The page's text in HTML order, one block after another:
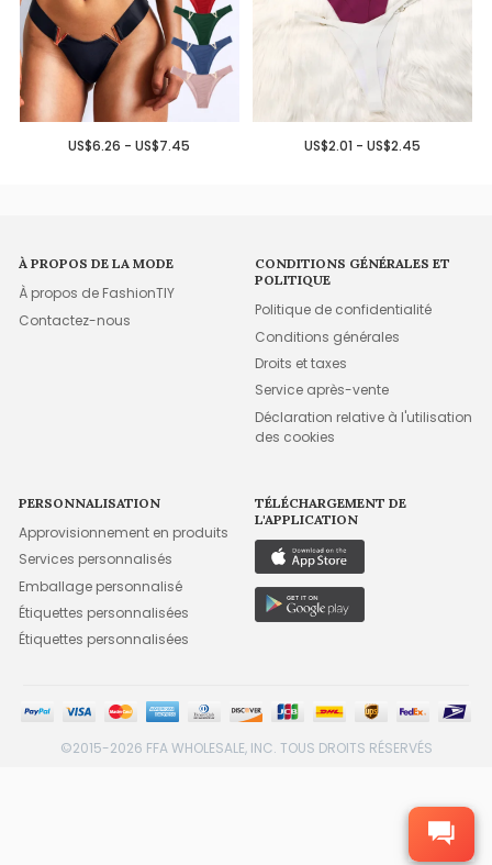
US$6.26 - US$7.45 US$2.01 - US$2.45
À PROPOS DE LA MODE
À propos de FashionTIY
Contactez-nous
CONDITIONS GÉNÉRALES ET
POLITIQUE
Politique de confidentialité
Conditions générales
Droits et taxes
Service après-vente
Déclaration relative à l'utilisation
des cookies
PERSONNALISATION
Approvisionnement en produits
Services personnalisés
Emballage personnalisé
Étiquettes personnalisées
Étiquettes personnalisées
TÉLÉCHARGEMENT DE
L'APPLICATION
©2015-2026 FFA WHOLESALE, INC. TOUS DROITS RÉSERVÉS